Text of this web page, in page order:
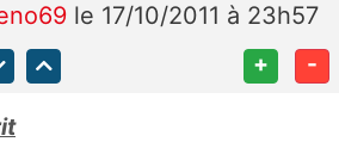
le 17/10/2011 à 23h57
+ -